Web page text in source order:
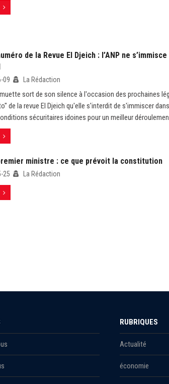
de la Revue El Djeich : l’ANP ne
09 La Rédaction
sort de son silence à l'occasion des prochaines
de la revue El Djeich qu'elle s'interdit de s'immiscer
sécuritaires idoines pour un meilleur
ministre : ce que prévoit la constitution
25 La Rédaction
RUBRIQUES
Actualité
économie